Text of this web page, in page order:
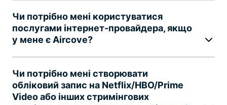
Чи потрібно мені користуватися
послугами інтернет-провайдера, якщо
у мене є Aircove?
Чи потрібно мені створювати
обліковий запис на Netflix/HBO/Prime
Video або інших стримінгових